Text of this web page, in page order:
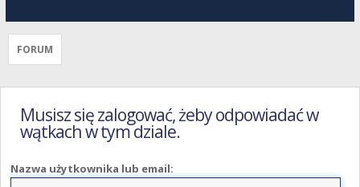
FORUM
Musisz się zalogować, żeby odpowiadać w
wątkach w tym dziale.
Nazwa użytkownika lub email: